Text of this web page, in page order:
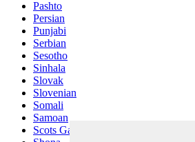
Pashto
Persian
Punjabi
Serbian
Sesotho
Sinhala
Slovak
Slovenian
Somali
Samoan
Scots Gaelic